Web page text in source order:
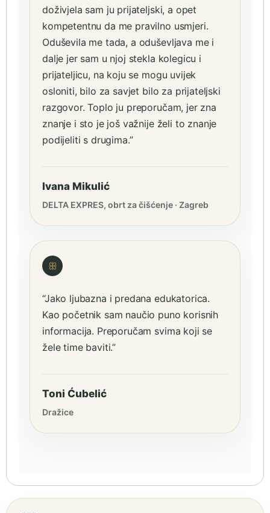
doživjela sam ju prijateljski, a opet
kompetentnu da me pravilno usmjeri.
Oduševila me tada, a oduševljava me i
dalje jer sam u njoj stekla kolegicu i
prijateljicu, na koju se mogu uvijek
osloniti, bilo za savjet bilo za prijateljski
razgovor. Toplo ju preporučam, jer zna
znanje i sto je još važnije želi to znanje
podijeliti s drugima.”
Ivana Mikulić
DELTA EXPRES, obrt za čišćenje · Zagreb
ꕥ
“Jako ljubazna i predana edukatorica.
Kao početnik sam naučio puno korisnih
informacija. Preporučam svima koji se
žele time baviti.”
Toni Ćubelić
Dražice